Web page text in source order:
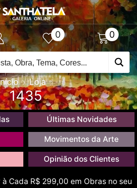
0 0
Loja
1435
Últimas Novidades
Movimentos da Arte
Opinião dos Clientes
à Cada R$ 299,00 em Obras no seu